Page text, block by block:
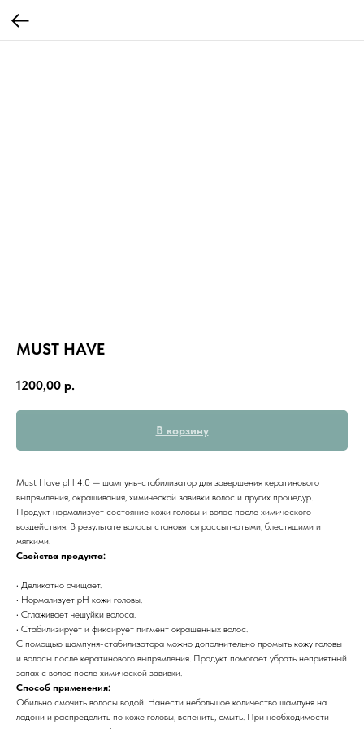
MUST HAVE
1200,00 р.
В корзину
Must Have pH 4.0 — шампунь-стабилизатор для завершения кератинового
выпрямления, окрашивания, химической завивки волос и других процедур.
Продукт нормализует состояние кожи головы и волос после химического
воздействия. В результате волосы становятся рассыпчатыми, блестящими и
мягкими.
Свойства продукта:
• Деликатно очищает.
• Нормализует pH кожи головы.
• Сглаживает чешуйки волоса.
• Стабилизирует и фиксирует пигмент окрашенных волос.
С помощью шампуня-стабилизатора можно дополнительно промыть кожу головы
и волосы после кератинового выпрямления. Продукт помогает убрать неприятный
запах с волос после химической завивки.
Способ применения:
Обильно смочить волосы водой. Нанести небольшое количество шампуня на
ладони и распределить по коже головы, вспенить, смыть. При необходимости